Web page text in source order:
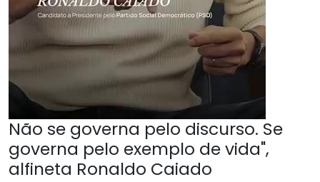
Não se governa pelo discurso. Se
governa pelo exemplo de vida",
alfineta Ronaldo Caiado